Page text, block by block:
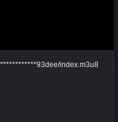
index.m3u8